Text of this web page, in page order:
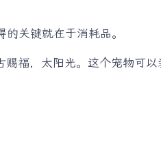
关键就在于消耗品。
福，太阳光。这个宠物可以